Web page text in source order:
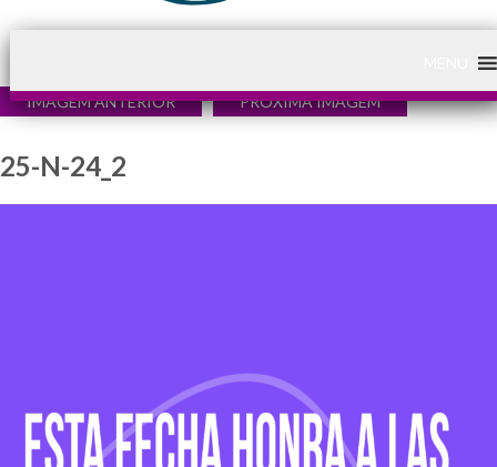
IMAGEM ANTERIOR PRÓXIMA IMAGEM
25-N-24_2